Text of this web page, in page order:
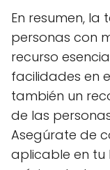
En resumen,
personas con
recurso
facilidades en
también un
de las
Asegúrate de
aplicable en